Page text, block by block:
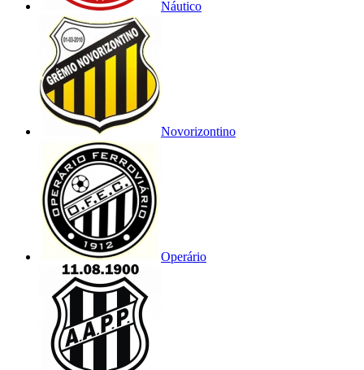
Náutico
Novorizontino
Operário